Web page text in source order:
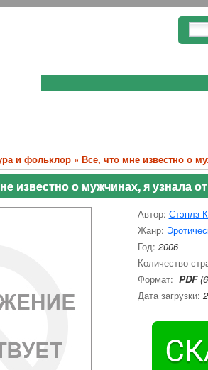
и фольклор» Все, что мне известно о
известно о мужчинах, я узнала
Автор: Стэплз
Жанр:
Год: 2006
Количество
Формат: PDF
Дата загрузки: